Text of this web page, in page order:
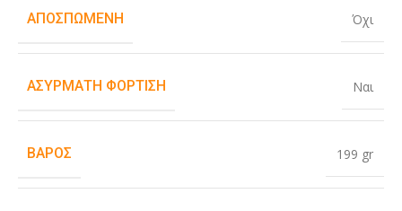
ΑΠΟΣΠΏΜΕΝΗ Όχι
ΑΣΎΡΜΑΤΗ ΦΌΡΤΙΣΗ Ναι
ΒΆΡΟΣ 199 gr